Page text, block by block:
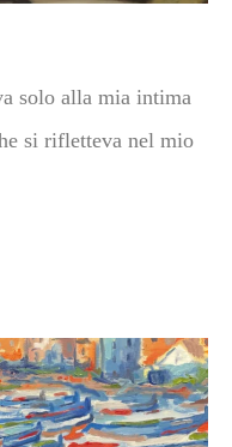
solo alla mia intima
si rifletteva nel mio